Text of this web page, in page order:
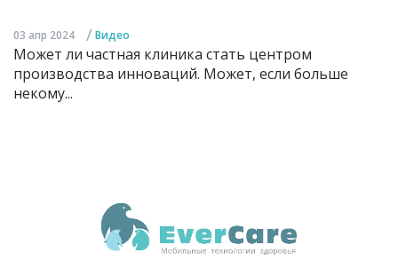
03 апр 2024 / Видео
Может ли частная клиника стать центром
производства инноваций. Может, если больше
некому...